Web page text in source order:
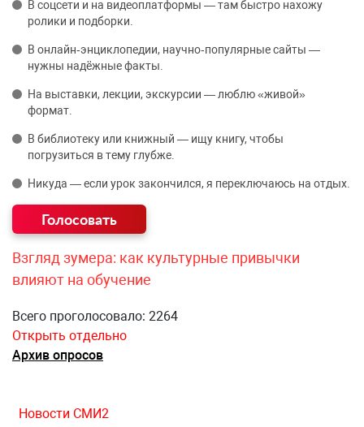
В соцсети и на видеоплатформы — там быстро нахожу
ролики и подборки.
В онлайн‑энциклопедии, научно‑популярные сайты —
нужны надёжные факты.
На выставки, лекции, экскурсии — люблю «живой»
формат.
В библиотеку или книжный — ищу книгу, чтобы
погрузиться в тему глубже.
Никуда — если урок закончился, я переключаюсь на отдых.
Взгляд зумера: как культурные привычки
влияют на обучение
Всего проголосовало: 2264
Открыть отдельно
Архив опросов
Новости СМИ2